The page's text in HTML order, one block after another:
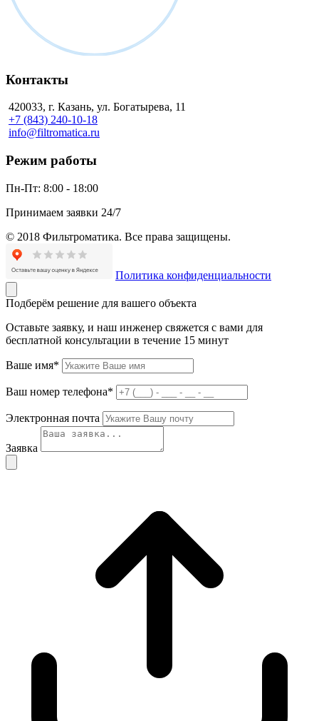
Контакты
420033, г. Казань, ул. Богатырева, 11
+7 (843) 240-10-18
info@filtromatica.ru
Режим работы
Пн-Пт: 8:00 - 18:00
Принимаем заявки 24/7
© 2018 Фильтроматика. Все права защищены.
Политика конфиденциальности
Подберём решение для вашего объекта
Оставьте заявку, и наш инженер свяжется с вами для
бесплатной консультации в течение 15 минут
Ваше имя*
Ваш номер телефона*
Электронная почта
Заявка